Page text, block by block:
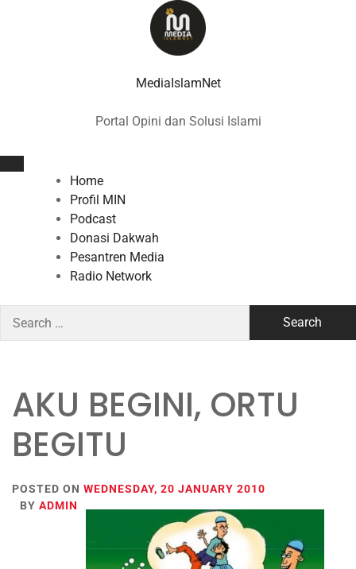
MediaIslamNet
Portal Opini dan Solusi Islami
Home
Profil MIN
Podcast
Donasi Dakwah
Pesantren Media
Radio Network
for:
AKU BEGINI, ORTU
BEGITU
POSTED ON WEDNESDAY, 20 JANUARY 2010
BY ADMIN